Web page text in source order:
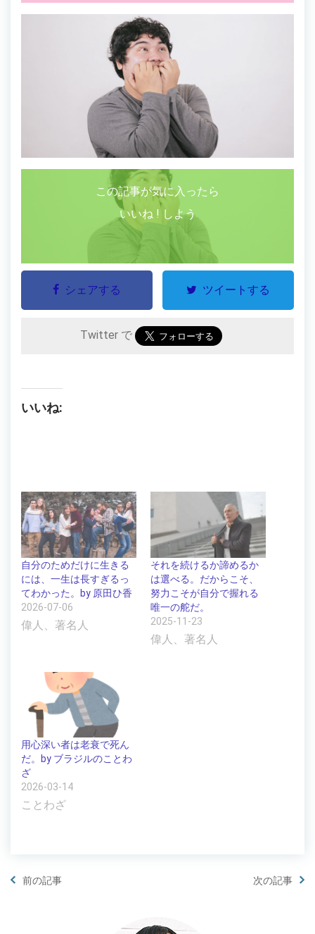
この記事が気に入ったら
いいね ! しよう
シェアする ツイートする
Twitter で
いいね:
自分のためだけに生きる
には、一生は長すぎるっ
てわかった。by 原田ひ香
2026-07-06
偉人、著名人
それを続けるか諦めるか
は選べる。だからこそ、
努力こそが自分で握れる
唯一の舵だ。
2025-11-23
偉人、著名人
用心深い者は老衰で死ん
だ。by ブラジルのことわ
ざ
2026-03-14
ことわざ
前の記事 次の記事